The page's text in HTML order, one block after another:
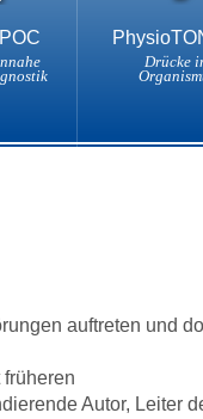
Drücke
auftreten und
Autor, Leiter